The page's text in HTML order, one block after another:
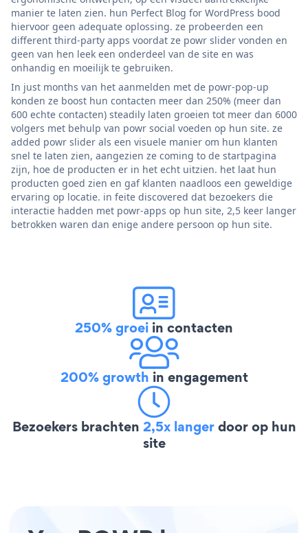
manier te laten zien. hun Perfect Blog for WordPress bood
hiervoor geen adequate oplossing. ze probeerden een
different third-party apps voordat ze powr slider vonden en
geen van hen leek een onderdeel van de site en was
onhandig en moeilijk te gebruiken.
In just months van het aanmelden met de powr-pop-up
konden ze boost hun contacten meer dan 250% (meer dan
600 echte contacten) steadily laten groeien tot meer dan 6000
volgers met behulp van powr social voeden op hun site. ze
added powr slider als een visuele manier om hun klanten
snel te laten zien, aangezien ze coming to de startpagina
zijn, hoe de producten er in het echt uitzien. het laat hun
producten goed zien en gaf klanten naadloos een geweldige
ervaring op locatie. in feite discovered dat bezoekers die
interactie hadden met powr-apps op hun site, 2,5 keer langer
betrokken waren dan enige andere persoon op hun site.
250% groei in contacten
200% growth in engagement
Bezoekers brachten 2,5x langerdoor op hun
site